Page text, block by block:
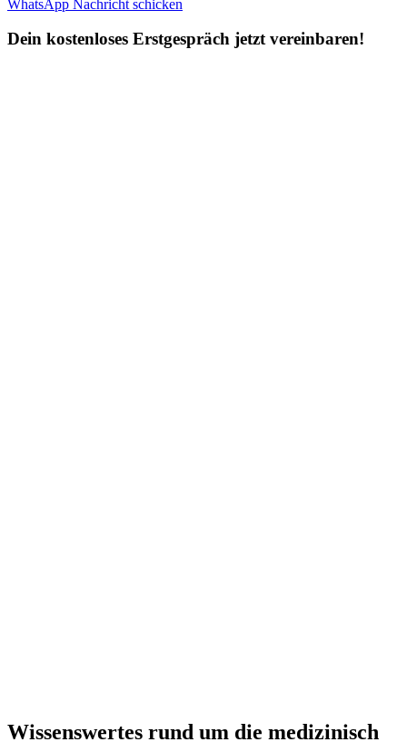
WhatsApp Nachricht schicken
Dein kostenloses Erstgespräch jetzt vereinbaren!
Wissenswertes rund um die medizinisch